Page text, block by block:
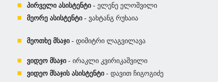
პირველი ასისტენტი - ელენე ელოშვილი
მეორე ასისტენტი - ვახტანგ რუხაია
მეოთხე მსაჯი - დიმიტრი ლაგვილავა
ვიდეო მსაჯი - ირაკლი კვირიკაშვილი
ვიდეო მსაჯის ასისტენტი - დავით ჩიგოგიძე